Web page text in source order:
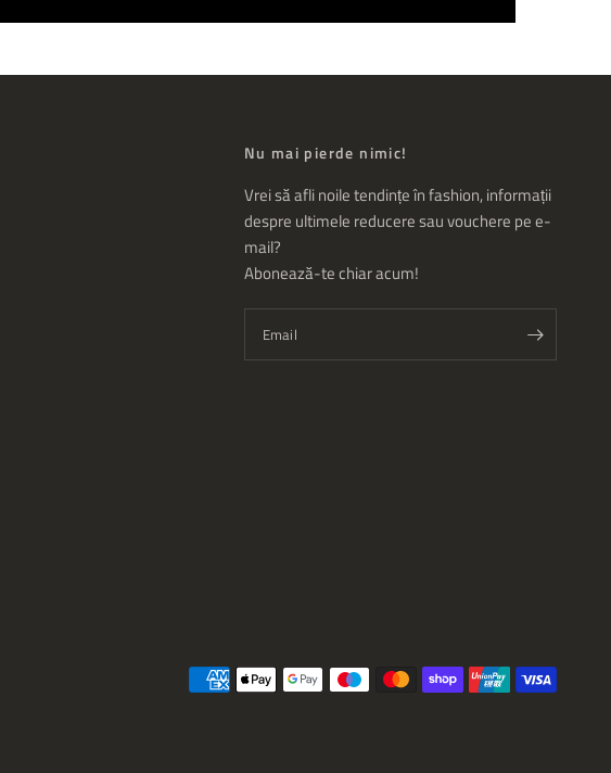
Nu mai pierde nimic!
Vrei să afli noile tendințe în fashion, informații
despre ultimele reducere sau vouchere pe e-
mail?
Abonează-te chiar acum!
Email